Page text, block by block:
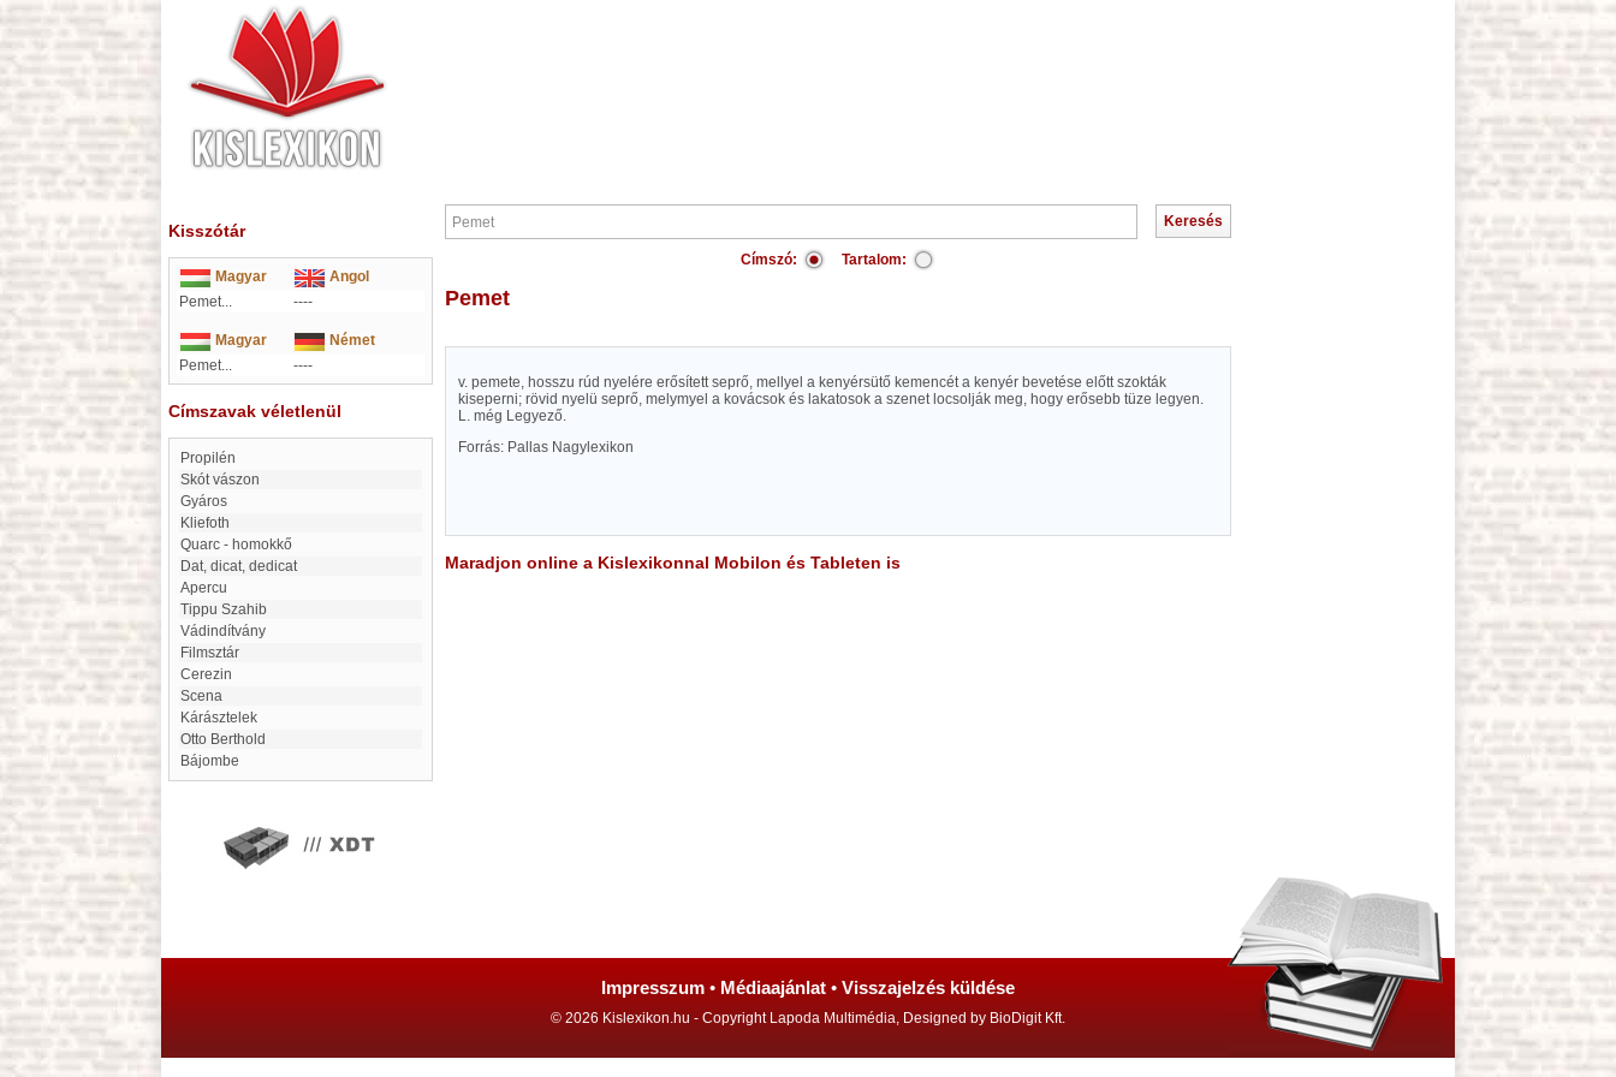
Kisszótár
Magyar
Angol
Pemet...
----
Magyar
Német
Pemet...
----
Címszavak véletlenül
Propilén
Skót vászon
Gyáros
Kliefoth
Quarc - homokkő
Dat, dicat, dedicat
apercu
Tippu Szahib
Vádindítvány
filmsztár
cerezin
Scena
Kárásztelek
Otto Berthold
Bájombe
Címszó: Tartalom:
Pemet
v. pemete, hosszu rúd nyelére erősített seprő, mellyel a kenyérsütő kemencét a kenyér bevetése előtt szokták
kiseperni; rövid nyelü seprő, melymyel a kovácsok és lakatosok a szenet locsolják meg, hogy erősebb tüze legyen.
L. még Legyező.
Forrás: Pallas Nagylexikon
Maradjon online a Kislexikonnal Mobilon és Tableten is
Impresszum • Médiaajánlat • Visszajelzés küldése
© 2026 Kislexikon.hu - Copyright Lapoda Multimédia, Designed by BioDigit Kft.